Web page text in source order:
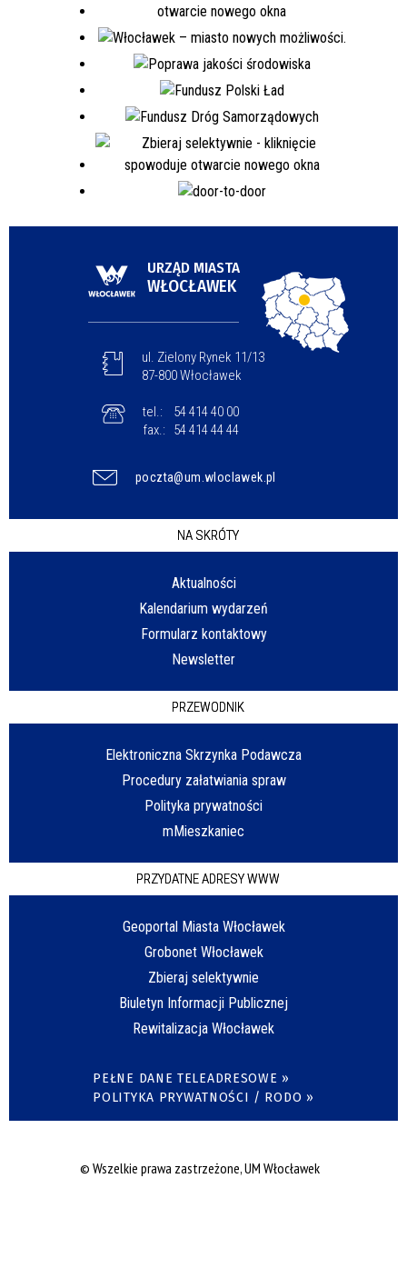
URZĄD MIASTA
WŁOCŁAWEK
ul. Zielony Rynek 11/13
87-800 Włocławek
tel.:
54 414 40 00
fax.:
54 414 44 44
poczta@um.wloclawek.pl
NA SKRÓTY
Aktualności
Kalendarium wydarzeń
Formularz kontaktowy
Newsletter
PRZEWODNIK
Elektroniczna Skrzynka Podawcza
Procedury załatwiania spraw
Polityka prywatności
mMieszkaniec
PRZYDATNE ADRESY WWW
Geoportal Miasta Włocławek
Grobonet Włocławek
Zbieraj selektywnie
Biuletyn Informacji Publicznej
Rewitalizacja Włocławek
PEŁNE DANE TELEADRESOWE »
POLITYKA PRYWATNOŚCI / RODO »
© Wszelkie prawa zastrzeżone, UM Włocławek